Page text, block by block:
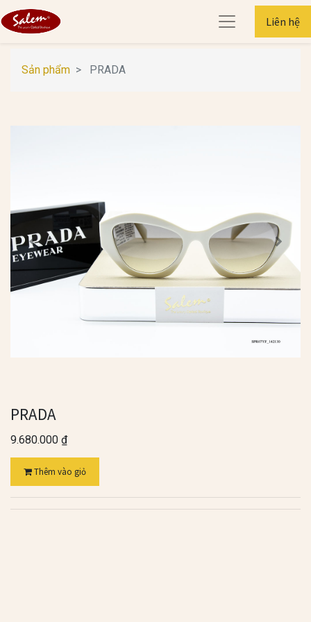
Liên hệ
Sản phẩm PRADA
PRADA
9.680.000 ₫
Thêm vào giỏ